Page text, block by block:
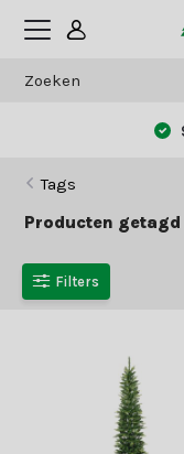
Tags
Producten getagd
Filters